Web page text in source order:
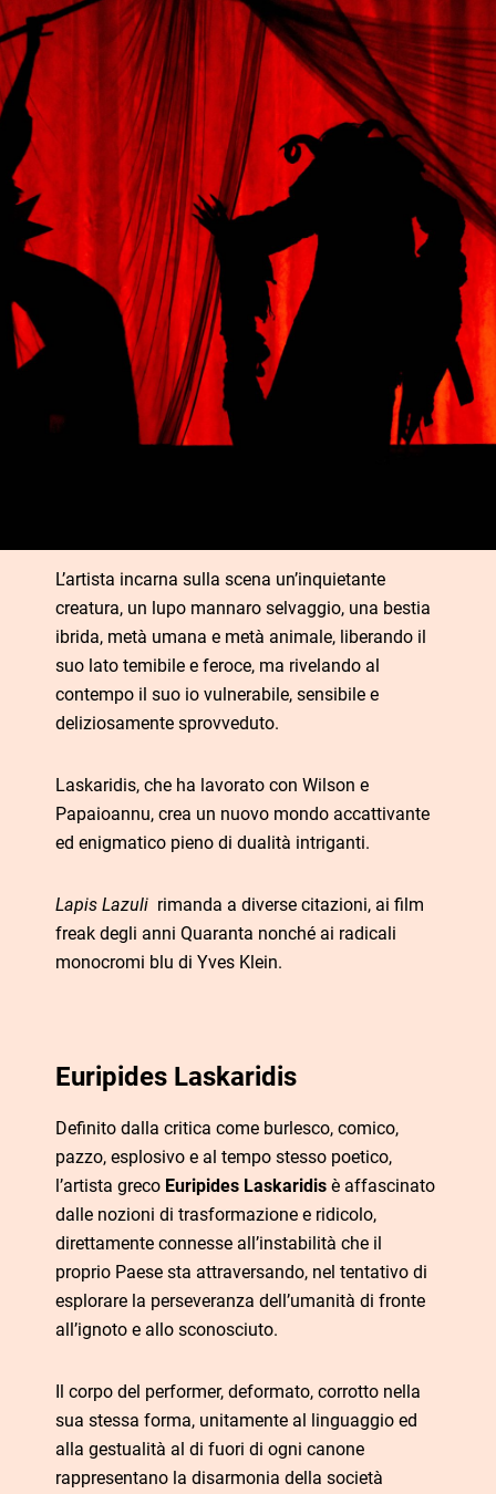
L’artista incarna sulla scena un’inquietante
creatura, un lupo mannaro selvaggio, una bestia
ibrida, metà umana e metà animale, liberando il
suo lato temibile e feroce, ma rivelando al
contempo il suo io vulnerabile, sensibile e
deliziosamente sprovveduto.
Laskaridis, che ha lavorato con Wilson e
Papaioannu, crea un nuovo mondo accattivante
ed enigmatico pieno di dualità intriganti.
Lapis Lazuli rimanda a diverse citazioni, ai film
freak degli anni Quaranta nonché ai radicali
monocromi blu di Yves Klein.
Euripides Laskaridis
Definito dalla critica come burlesco, comico,
pazzo, esplosivo e al tempo stesso poetico,
l’artista greco Euripides Laskaridis è affascinato
dalle nozioni di trasformazione e ridicolo,
direttamente connesse all’instabilità che il
proprio Paese sta attraversando, nel tentativo di
esplorare la perseveranza dell’umanità di fronte
all’ignoto e allo sconosciuto.
Il corpo del performer, deformato, corrotto nella
sua stessa forma, unitamente al linguaggio ed
alla gestualità al di fuori di ogni canone
rappresentano la disarmonia della società